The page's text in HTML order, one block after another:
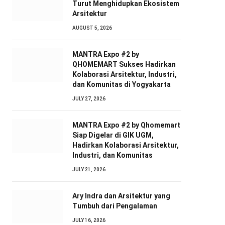
Turut Menghidupkan Ekosistem
Arsitektur
AUGUST 5, 2026
MANTRA Expo #2 by
QHOMEMART Sukses Hadirkan
Kolaborasi Arsitektur, Industri,
dan Komunitas di Yogyakarta
JULY 27, 2026
MANTRA Expo #2 by Qhomemart
Siap Digelar di GIK UGM,
Hadirkan Kolaborasi Arsitektur,
Industri, dan Komunitas
JULY 21, 2026
Ary Indra dan Arsitektur yang
Tumbuh dari Pengalaman
JULY 16, 2026